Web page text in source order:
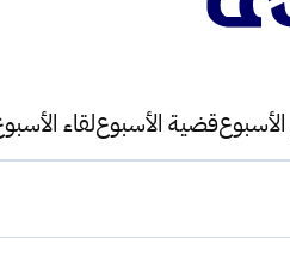
قضية الأسبوعلقاء